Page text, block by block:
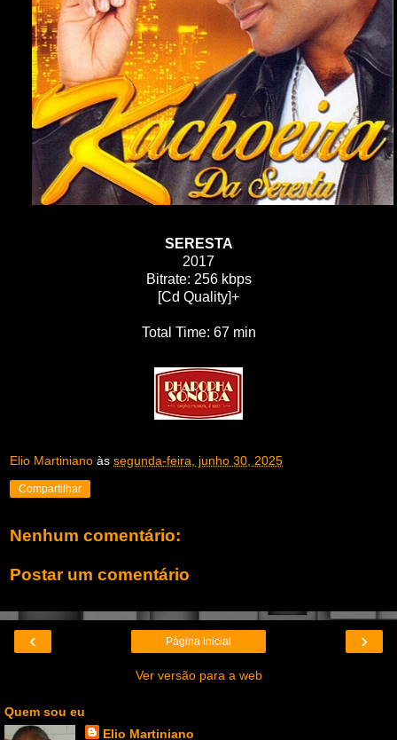
SERESTA
2017
Bitrate: 256 kbps
[Cd Quality]+
Total Time: 67 min
Elio Martiniano às segunda-feira, junho 30, 2025
Compartilhar
Nenhum comentário:
Postar um comentário
‹ ›
Página inicial
Ver versão para a web
Quem sou eu
Elio Martiniano